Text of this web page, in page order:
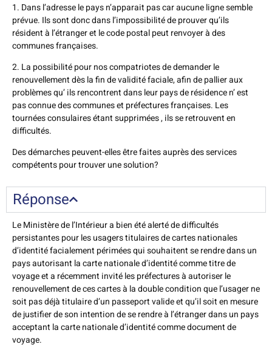
1. Dans l’adresse le pays n’apparait pas car aucune ligne semble
prévue. Ils sont donc dans l’impossibilité de prouver qu’ils
résident à l’étranger et le code postal peut renvoyer à des
communes françaises.
2. La possibilité pour nos compatriotes de demander le
renouvellement dès la fin de validité faciale, afin de pallier aux
problèmes qu’ ils rencontrent dans leur pays de résidence n’ est
pas connue des communes et préfectures françaises. Les
tournées consulaires étant supprimées , ils se retrouvent en
difficultés.
Des démarches peuvent-elles être faites auprès des services
compétents pour trouver une solution?
Réponse
Le Ministère de l’Intérieur a bien été alerté de difficultés
persistantes pour les usagers titulaires de cartes nationales
d’identité facialement périmées qui souhaitent se rendre dans un
pays autorisant la carte nationale d’identité comme titre de
voyage et a récemment invité les préfectures à autoriser le
renouvellement de ces cartes à la double condition que l’usager ne
soit pas déjà titulaire d’un passeport valide et qu’il soit en mesure
de justifier de son intention de se rendre à l’étranger dans un pays
acceptant la carte nationale d’identité comme document de
voyage.